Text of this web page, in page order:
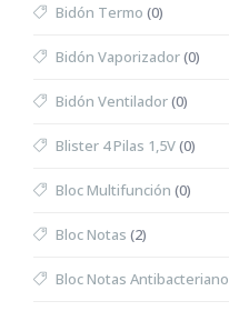
Bidón Termo (0)
Bidón Vaporizador(0)
Bidón Ventilador(0)
Blister 4 Pilas 1,5V(0)
Bloc Multifunción (0)
Bloc Notas (2)
Bloc Notas Antibacteriano